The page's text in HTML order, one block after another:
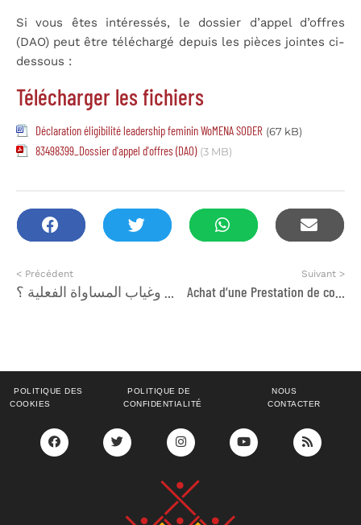
Si vous êtes intéressés, le dossier d’appel d’offres
(DAO) peut être téléchargé depuis les pièces jointes ci-
dessous :
Télécharger les fichiers
Déclaration éligibilité leadership feminin WoMENA SODER (67 kB)
83498399_Dossier d'appel d'offres (DAO) (3 MB)
< Précédent Suivant >
POLITIQUE DES
COOKIES
POLITIQUE DE
CONFIDENTIALITÉ
NOUS
CONTACTER